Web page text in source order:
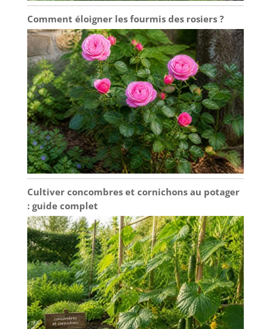
Comment éloigner les fourmis des rosiers ?
Cultiver concombres et cornichons au potager
: guide complet